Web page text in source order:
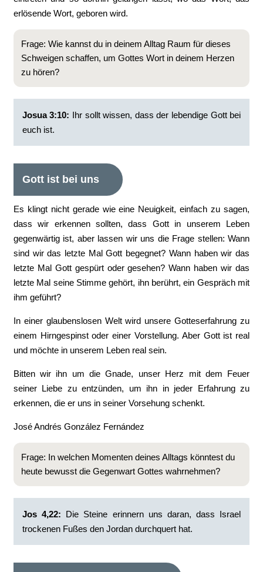
erlösende Wort, geboren wird.
Frage: Wie kannst du in deinem Alltag Raum für dieses
Schweigen schaffen, um Gottes Wort in deinem Herzen
zu hören?
‭‭Josua‬ ‭3:10‬: Ihr sollt wissen, dass der lebendige Gott bei
euch ist.
Gott ist bei uns
Es klingt nicht gerade wie eine Neuigkeit, einfach zu sagen,
dass wir erkennen sollten, dass Gott in unserem Leben
gegenwärtig ist, aber lassen wir uns die Frage stellen: Wann
sind wir das letzte Mal Gott begegnet? Wann haben wir das
letzte Mal Gott gespürt oder gesehen? Wann haben wir das
letzte Mal seine Stimme gehört, ihn berührt, ein Gespräch mit
ihm geführt?
In einer glaubenslosen Welt wird unsere Gotteserfahrung zu
einem Hirngespinst oder einer Vorstellung. Aber Gott ist real
und möchte in unserem Leben real sein.
Bitten wir ihn um die Gnade, unser Herz mit dem Feuer
seiner Liebe zu entzünden, um ihn in jeder Erfahrung zu
erkennen, die er uns in seiner Vorsehung schenkt.
José Andrés González Fernández
Frage: In welchen Momenten deines Alltags könntest du
heute bewusst die Gegenwart Gottes wahrnehmen?
Jos 4,22: Die Steine erinnern uns daran, dass Israel
trockenen Fußes den Jordan durchquert hat.